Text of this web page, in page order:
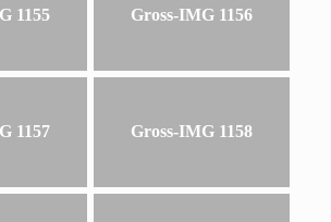
1155 Gross-IMG 1156
1157 Gross-IMG 1158